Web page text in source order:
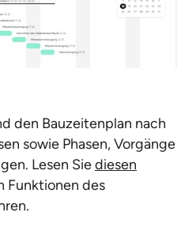
den Bauzeitenplan nach
sowie Phasen, Vorgänge
Lesen Siediesen
Funktionen des